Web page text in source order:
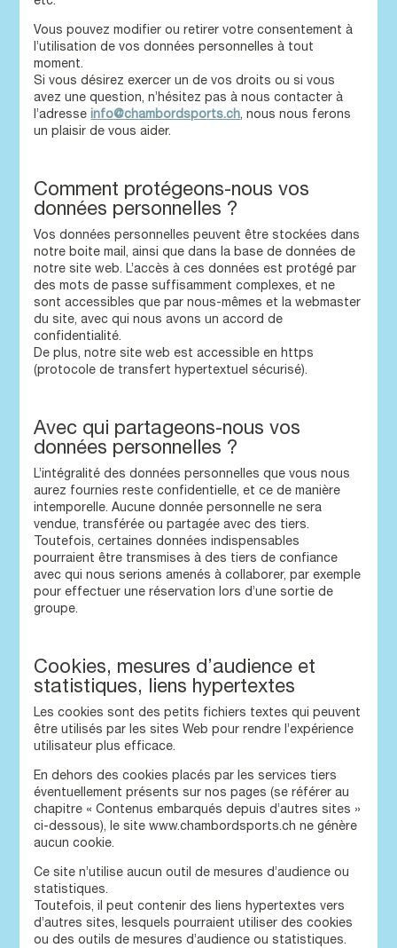
Vous pouvez modifier ou retirer votre consentement à
l’utilisation de vos données personnelles à tout
moment.
Si vous désirez exercer un de vos droits ou si vous
avez une question, n’hésitez pas à nous contacter à
l’adresseinfo@chambordsports.ch, nous nous ferons
un plaisir de vous aider.
Comment protégeons-nous vos
données personnelles ?
Vos données personnelles peuvent être stockées dans
notre boite mail, ainsi que dans la base de données de
notre site web. L’accès à ces données est protégé par
des mots de passe suffisamment complexes, et ne
sont accessibles que par nous-mêmes et la webmaster
du site, avec qui nous avons un accord de
confidentialité.
De plus, notre site web est accessible en https
(protocole de transfert hypertextuel sécurisé).
Avec qui partageons-nous vos
données personnelles ?
L’intégralité des données personnelles que vous nous
aurez fournies reste confidentielle, et ce de manière
intemporelle. Aucune donnée personnelle ne sera
vendue, transférée ou partagée avec des tiers.
Toutefois, certaines données indispensables
pourraient être transmises à des tiers de confiance
avec qui nous serions amenés à collaborer, par exemple
pour effectuer une réservation lors d’une sortie de
groupe.
Cookies, mesures d’audience et
statistiques, liens hypertextes
Les cookies sont des petits fichiers textes qui peuvent
être utilisés par les sites Web pour rendre l’expérience
utilisateur plus efficace.
En dehors des cookies placés par les services tiers
éventuellement présents sur nos pages (se référer au
chapitre « Contenus embarqués depuis d’autres sites »
ci-dessous), le site www.chambordsports.ch ne génère
aucun cookie.
Ce site n’utilise aucun outil de mesures d’audience ou
statistiques.
Toutefois, il peut contenir des liens hypertextes vers
d’autres sites, lesquels pourraient utiliser des cookies
ou des outils de mesures d’audience ou statistiques.